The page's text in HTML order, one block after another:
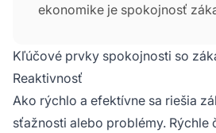
ekonomike je spokojnosť
maximalizáciu spokojnosti
miera toho, ako produkty a
poskytované spoločnosťou
prekračujú očakávania
Spokojnosť zákazníka je
Kľúčové prvky spokojnosti so
Reaktivnosť
Ako rýchlo a efektívne sa riešia
sťažnosti alebo problémy. Rýchle